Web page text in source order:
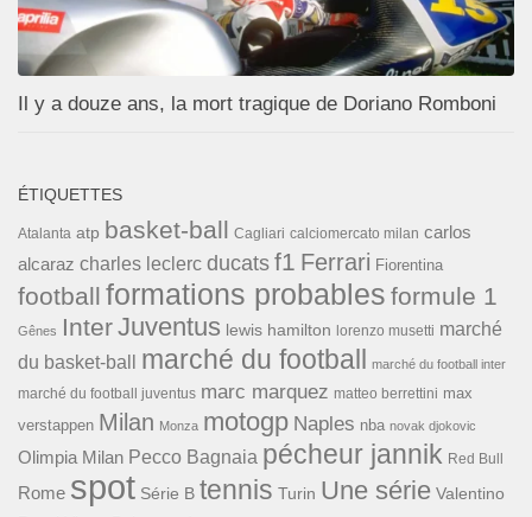
Il y a douze ans, la mort tragique de Doriano Romboni
ÉTIQUETTES
Atalanta atp basket-ball Cagliari calciomercato milan carlos
alcaraz charles leclerc ducats f1 Ferrari Fiorentina
football formations probables formule 1
Gênes InterJuventus lewis hamilton lorenzo musetti marché
du basket-ball
marché du football marché du football inter
marché du football juventus marc marquez matteo berrettini max
verstappen Milan Monza motogp Naples nba novak djokovic
Olimpia Milan Pecco Bagnaia pécheur jannik Red Bull
Rome spot Série B tennis Turin Une série Valentino